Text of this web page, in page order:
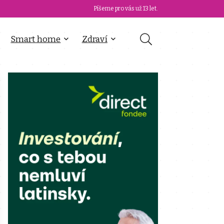
Píšeme pro vás už 13 let.
Smart home Zdraví